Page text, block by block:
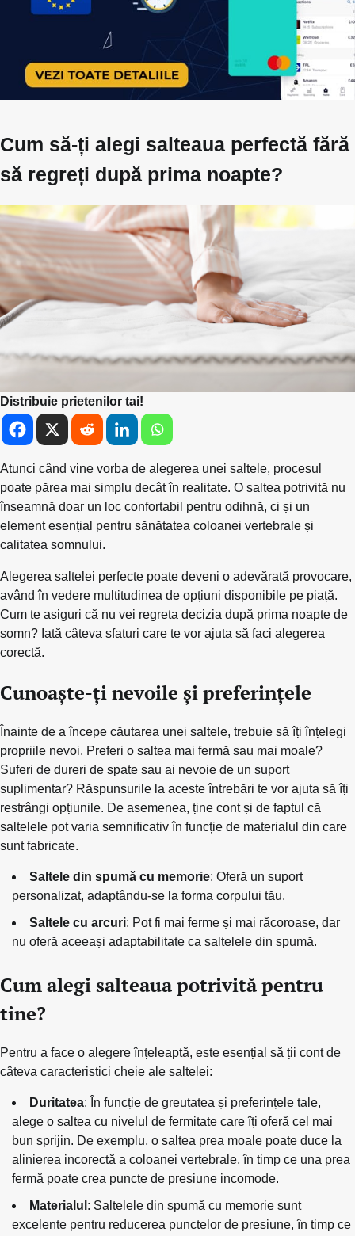
Cum să-ți alegi salteaua perfectă fără
să regreți după prima noapte?
Distribuie prietenilor tai!
Atunci când vine vorba de alegerea unei saltele, procesul
poate părea mai simplu decât în realitate. O saltea potrivită nu
înseamnă doar un loc confortabil pentru odihnă, ci și un
element esențial pentru sănătatea coloanei vertebrale și
calitatea somnului.
Alegerea saltelei perfecte poate deveni o adevărată provocare,
având în vedere multitudinea de opțiuni disponibile pe piață.
Cum te asiguri că nu vei regreta decizia după prima noapte de
somn? Iată câteva sfaturi care te vor ajuta să faci alegerea
corectă.
Cunoaște-ți nevoile și preferințele
Înainte de a începe căutarea unei saltele, trebuie să îți înțelegi
propriile nevoi. Preferi o saltea mai fermă sau mai moale?
Suferi de dureri de spate sau ai nevoie de un suport
suplimentar? Răspunsurile la aceste întrebări te vor ajuta să îți
restrângi opțiunile. De asemenea, ține cont și de faptul că
saltelele pot varia semnificativ în funcție de materialul din care
sunt fabricate.
Saltele din spumă cu memorie: Oferă un suport
personalizat, adaptându-se la forma corpului tău.
Saltele cu arcuri: Pot fi mai ferme și mai răcoroase, dar
nu oferă aceeași adaptabilitate ca saltelele din spumă.
Cum alegi salteaua potrivită pentru
tine?
Pentru a face o alegere înțeleaptă, este esențial să ții cont de
câteva caracteristici cheie ale saltelei:
Duritatea: În funcție de greutatea și preferințele tale,
alege o saltea cu nivelul de fermitate care îți oferă cel mai
bun sprijin. De exemplu, o saltea prea moale poate duce la
alinierea incorectă a coloanei vertebrale, în timp ce una prea
fermă poate crea puncte de presiune incomode.
Materialul : Saltelele din spumă cu memorie sunt
excelente pentru reducerea punctelor de presiune, în timp ce